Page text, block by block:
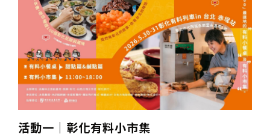
活動一｜彰化有料小市集